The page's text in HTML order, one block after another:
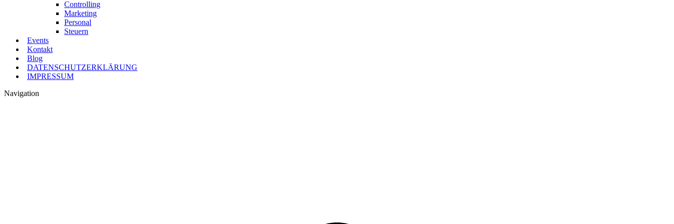
Controlling
Marketing
Personal
Steuern
Events
Kontakt
Blog
DATENSCHUTZERKLÄRUNG
IMPRESSUM
Navigation